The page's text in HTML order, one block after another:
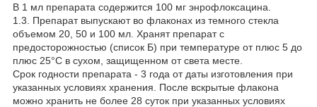
В 1 мл препарата содержится 100 мг энрофлоксацина.
1.3. Препарат выпускают во флаконах из темного стекла
объемом 20, 50 и 100 мл. Хранят препарат с
предосторожностью (список Б) при температуре от плюс 5 до
плюс 25°С в сухом, защищенном от света месте.
Срок годности препарата - 3 года от даты изготовления при
указанных условиях хранения. После вскрытые флакона
можно хранить не более 28 суток при указанных условиях